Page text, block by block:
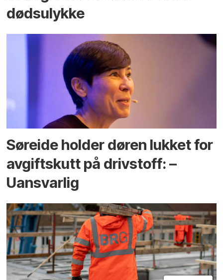
dødsulykke
Søreide holder døren lukket for
avgiftskutt på drivstoff: –
Uansvarlig